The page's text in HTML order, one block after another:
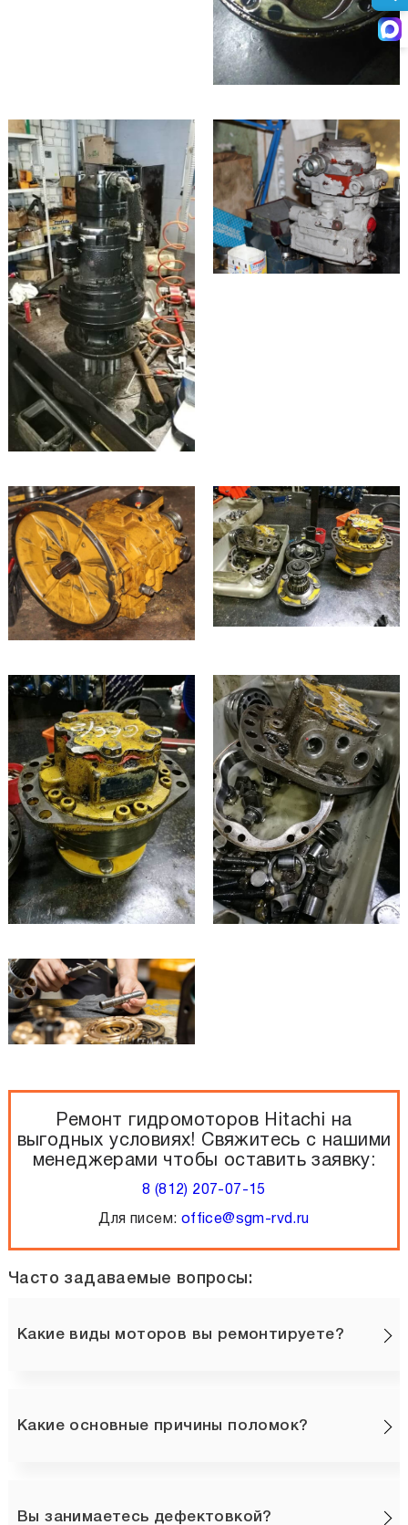
Ремонт гидромоторов Hitachi на
выгодных условиях! Свяжитесь с нашими
менеджерами чтобы оставить заявку:
8 (812) 207-07-15
Для писем: office@sgm-rvd.ru
Часто задаваемые вопросы:
Какие виды моторов вы ремонтируете?
Какие основные причины поломок?
Вы занимаетесь дефектовкой?